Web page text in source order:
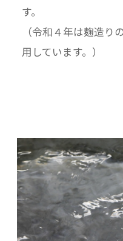
す。
（令和４年は麹造
用しています。）